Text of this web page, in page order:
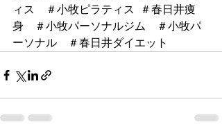
ィス　＃小牧ピラティス  ＃春日井痩
身　＃小牧パーソナルジム　＃小牧パ
ーソナル　＃春日井ダイエット